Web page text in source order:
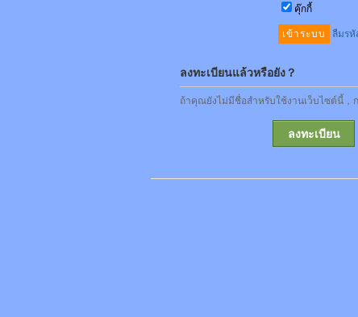
คุ๊กกี้
ลืมรหั
ลงทะเบียนแล้วหรือยัง？
ถ้าคุณยังไม่มีชื่อสำหรับใช้งานเว็บไซต์นี้，
ลงทะเบียน